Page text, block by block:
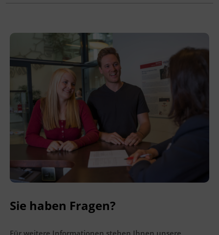
Online
Terminübersicht
Sie haben Fragen?
Für weitere Informationen stehen Ihnen unsere